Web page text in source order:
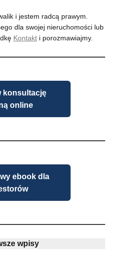
i jestem radcą prawym.
dla swojej nieruchomości lub
Kontakt i porozmawiajmy.
konsultację
online
ebook dla
wpisy